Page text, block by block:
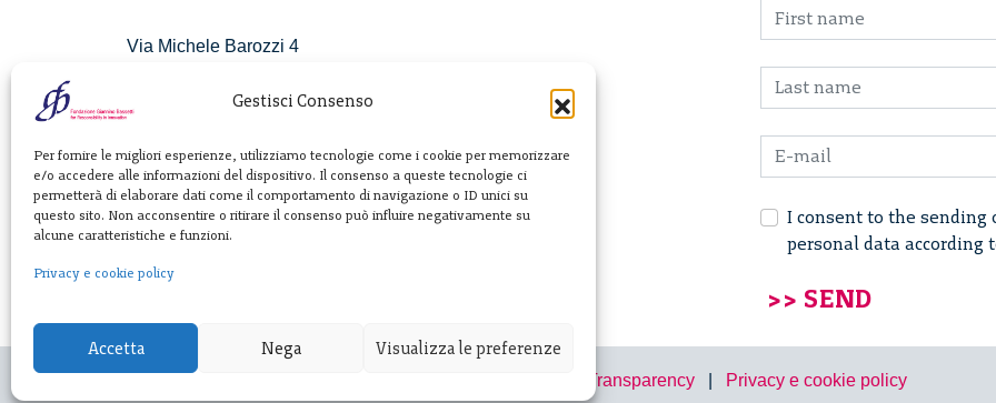
Gestisci Consenso
Per fornire le migliori esperienze, utilizziamo tecnologie come i cookie per memorizzare
e/o accedere alle informazioni del dispositivo. Il consenso a queste tecnologie ci
permetterà di elaborare dati come il comportamento di navigazione o ID unici su
questo sito. Non acconsentire o ritirare il consenso può influire negativamente su
alcune caratteristiche e funzioni.
Privacy e cookie policy
Accetta Nega Visualizza le preferenze
I consent to the sending
personal data according
Via Michele Barozzi 4
T. +39 02 781933
info@fondazionebassetti.org
p.i. 12520270153
Transparency Privacy e cookie policy